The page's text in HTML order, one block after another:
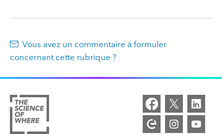
Vous avez un commentaire à formuler
concernant cette rubrique ?